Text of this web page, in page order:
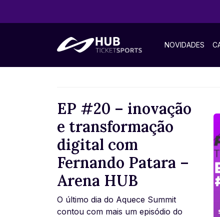
NOVIDADES
EP #20 – inovação
e transformação
digital com
Fernando Patara –
Arena HUB
O último dia do Aquece Summit
contou com mais um episódio do